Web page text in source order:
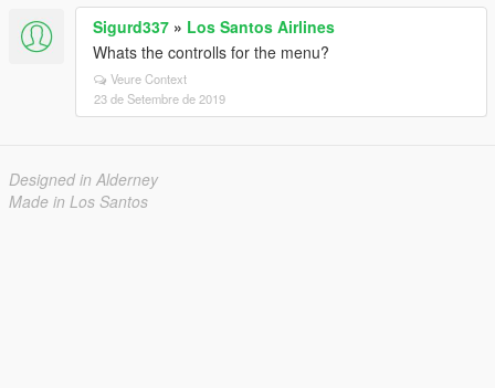
Sigurd337 » Los Santos Airlines
Whats the controlls for the menu?
Veure Context
23 de Setembre de 2019
Designed in Alderney
Made in Los Santos